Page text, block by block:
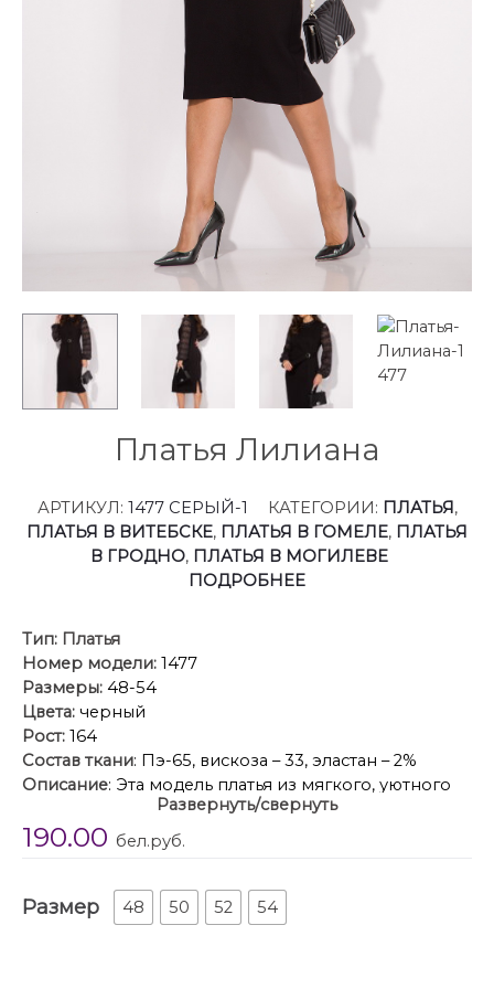
Платья Лилиана
АРТИКУЛ: 1477 СЕРЫЙ-1 КАТЕГОРИИ: ПЛАТЬЯ,
ПЛАТЬЯ В ВИТЕБСКЕ, ПЛАТЬЯ В ГОМЕЛЕ, ПЛАТЬЯ
В ГРОДНО, ПЛАТЬЯ В МОГИЛЕВЕ
ПОДРОБНЕЕ
Тип: Платья
Номер модели: 1477
Размеры: 48-54
Цвета: черный
Рост: 164
Состав ткани: Пэ-65, вискоза – 33, эластан – 2%
Описание: Эта модель платья из мягкого, уютного
трикотажа подходит как для повседневного
использования, так и для торжественных
Облегающий силуэт с эффектным подрезом по
линии талии, переходящий в пояс с металлической
Развернуть/свернуть
190.00 бел.руб.
Размер 48 50 52 54